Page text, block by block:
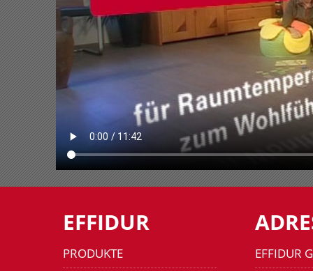
EFFIDUR
PRODUKTE
EFFIDUR